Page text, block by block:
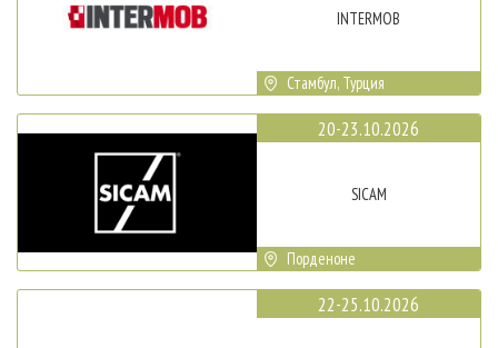
INTERMOB
Стамбул, Турция
20-23.10.2026
SICAM
Порденоне
22-25.10.2026